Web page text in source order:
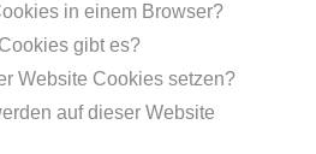
in einem Browser?
gibt es?
Website Cookies setzen?
auf dieser Website